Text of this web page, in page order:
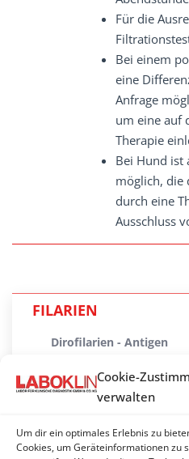
Cookie-
verwalten
Um dir ein optimales Erlebnis zu
Cookies, um Geräteinformationen zu
Für die
Bei einem
eine
Anfrage
um eine auf
Therapie
Bei Hund ist
möglich, die
durch eine
Ausschluss
FILARIEN
Dirofilarien - Antigen
Dirofilarien-Antigen -
Mikrofilarien -
Mikrofilarien - Knott-